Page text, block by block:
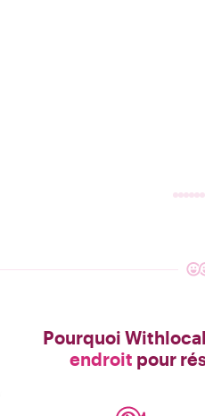
Pourquoi
endroit pour